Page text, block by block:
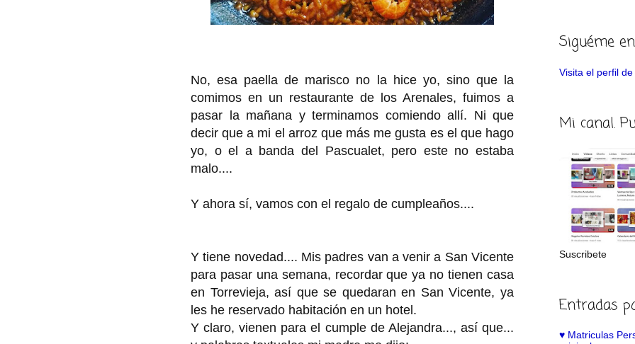
No, esa paella de marisco no la hice yo, sino que la
comimos en un restaurante de los Arenales, fuimos a
pasar la mañana y terminamos comiendo allí. Ni que
decir que a mi el arroz que más me gusta es el que hago
yo, o el a banda del Pascualet, pero este no estaba
malo....
Y ahora sí, vamos con el regalo de cumpleaños....
Y tiene novedad.... Mis padres van a venir a San Vicente
para pasar una semana, recordar que ya no tienen casa
en Torrevieja, así que se quedaran en San Vicente, ya
les he reservado habitación en un hotel.
Y claro, vienen para el cumple de Alejandra..., así que...
Siguéme
Visita el perfil
Mi canal.
Suscribete
Entradas
♥️ Matriculas